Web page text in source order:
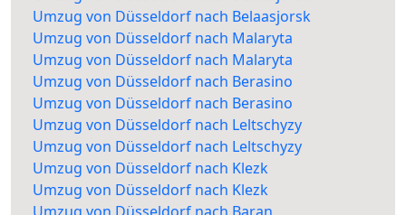
Umzug von Düsseldorf nach Belaasjorsk
Umzug von Düsseldorf nach Malaryta
Umzug von Düsseldorf nach Malaryta
Umzug von Düsseldorf nach Berasino
Umzug von Düsseldorf nach Berasino
Umzug von Düsseldorf nach Leltschyzy
Umzug von Düsseldorf nach Leltschyzy
Umzug von Düsseldorf nach Klezk
Umzug von Düsseldorf nach Klezk